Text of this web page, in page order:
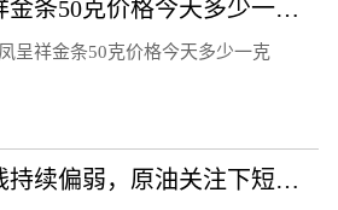
工商银行龙凤呈祥金条50克价格今天多少一克（2023年08月03日）
呈祥金条50克价格今天多少一克
易维哲：黄金短线持续偏弱，原油关注下短线调整